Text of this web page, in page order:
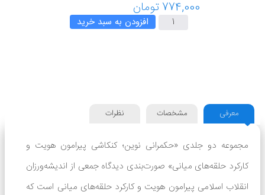
افزودن به سبد خرید
معرفی مشخصات نظرات
مجموعه دو جلدی «حکمرانی نوین؛ کنکاشی پیرامون هویت و
کارکرد حلقه‌های میانی» صورت‌بندی دیدگاه جمعی از اندیشه‌ورزان
انقلاب اسلامی پیرامون هویت و کارکرد حلقه‌های میانی است که